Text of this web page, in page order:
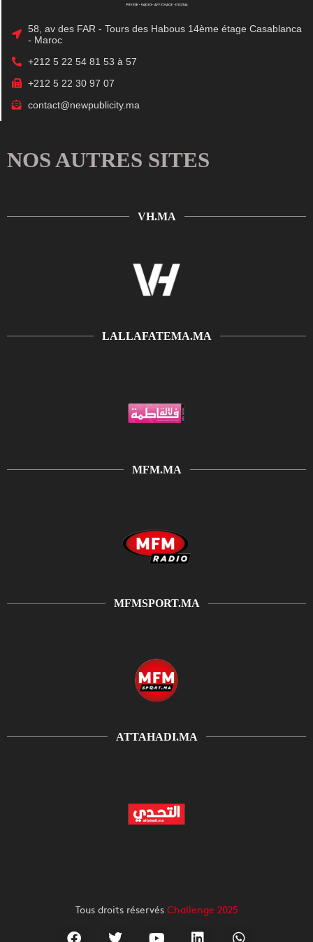
58, av des FAR - Tours des Habous 14ème étage Casablanca
- Maroc
+212 5 22 54 81 53 à 57
+212 5 22 30 97 07
contact@newpublicity.ma
NOS AUTRES SITES
VH.MA
LALLAFATEMA.MA
MFM.MA
MFMSPORT.MA
ATTAHADI.MA
Tous droits réservés Challenge 2025